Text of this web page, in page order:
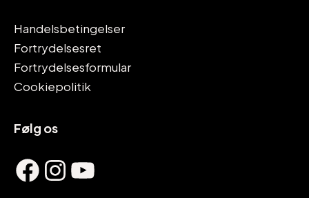
Handelsbetingelser
Fortrydelsesret
Fortrydelsesformular
Cookiepolitik
Følg os
Facebook
Instagram
YouTube